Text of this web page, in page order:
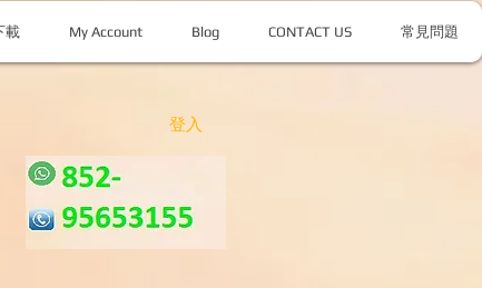
載 My Account Blog CONTACT US 常見問題
登入